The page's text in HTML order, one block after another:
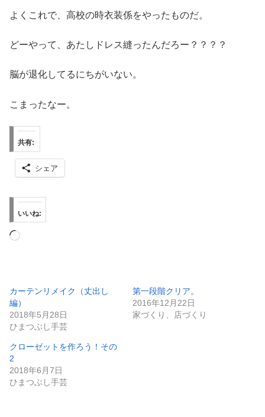
よくこれで、高校の時衣装係をやったものだ。
どーやって、あたしドレス縫ったんだろー？？？？
脳が退化してるにちがいない。
こまったなー。
共有:
シェア
いいね:
読
み
中…
カーテンリメイク（丈出し
編）
2018年5月28日
ひまつぶし手芸
第一段階クリア。
2016年12月22日
家づくり、店づくり
クローゼットを作ろう！その
2
2018年6月7日
ひまつぶし手芸